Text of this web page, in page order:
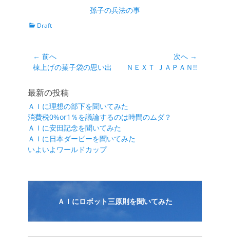
孫子の兵法の事
カ Draft
投
稿
ビ
ゲ
ー
シ
ョ
← 前へ
前
投
稿:
棟上げの菓子袋の思い出
次へ →
ＮＥＸＴ ＪＡＰＡＮ!!
最新の投稿
ＡＩに理想の部下を聞いてみた
消費税0%or1％を議論するのは時間のムダ？
ＡＩに安田記念を聞いてみた
ＡＩに日本ダービーを聞いてみた
いよいよワールドカップ
ＡＩにロボット三原則を聞いてみた